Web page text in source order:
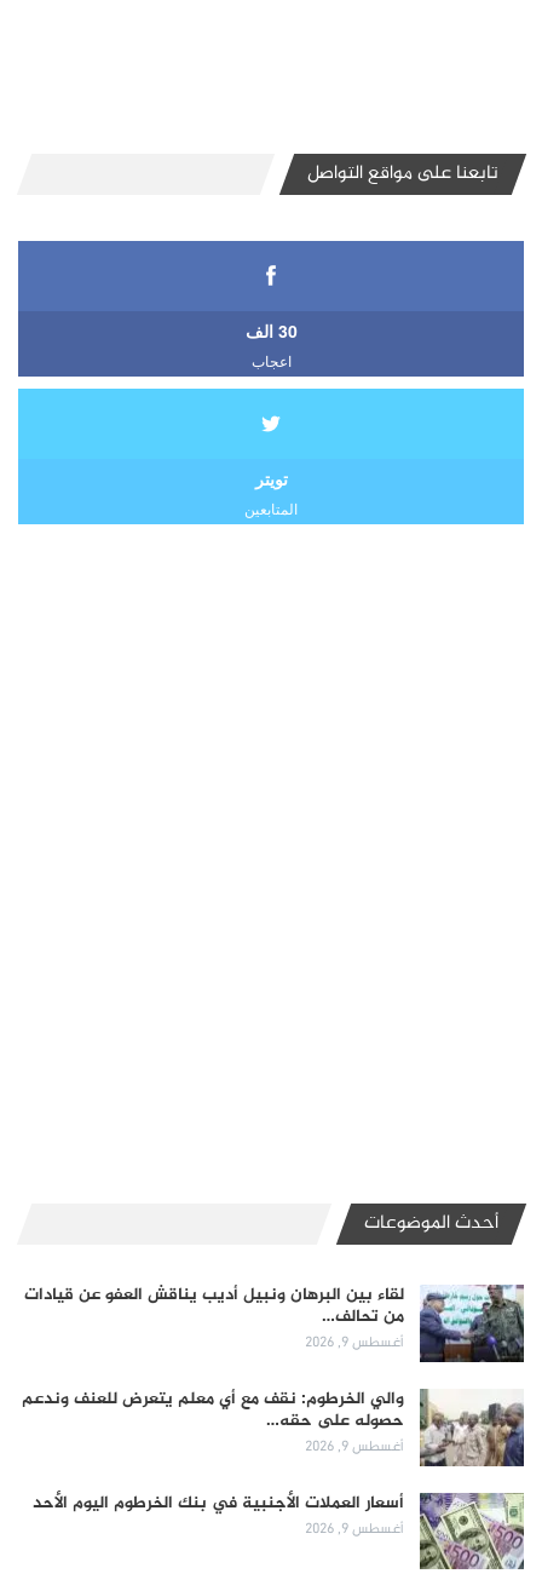
تابعنا على مواقع التواصل
30 الف
اعجاب
تويتر
المتابعين
أحدث الموضوعات
لقاء بين البرهان ونبيل أديب يناقش العفو عن قيادات
من تحالف…
أغسطس 9, 2026
والي الخرطوم: نقف مع أي معلم يتعرض للعنف وندعم
حصوله على حقه…
أغسطس 9, 2026
أسعار العملات الأجنبية في بنك الخرطوم اليوم الأحد
أغسطس 9, 2026